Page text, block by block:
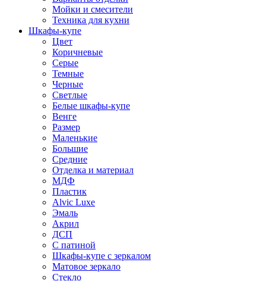
Мойки и смесители
Техника для кухни
Шкафы-купе
Цвет
Коричневые
Серые
Темные
Черные
Светлые
Белые шкафы-купе
Венге
Размер
Маленькие
Большие
Средние
Отделка и материал
МДФ
Пластик
Alvic Luxe
Эмаль
Акрил
ДСП
С патиной
Шкафы-купе с зеркалом
Матовое зеркало
Стекло